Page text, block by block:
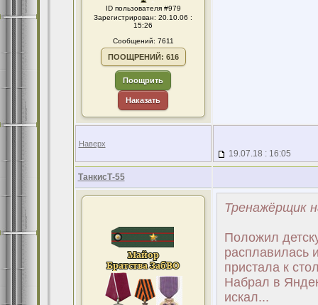
ID пользователя #979
Зарегистрирован: 20.10.06 :
15:26
Сообщений: 7611
ПООЩРЕНИЙ: 616
Поощрить
Наказать
Наверх
19.07.18 : 16:05
ТанкисТ-55
Тренажёрщик
Положил
расплавилась
пристала к
Набрал в
искал...